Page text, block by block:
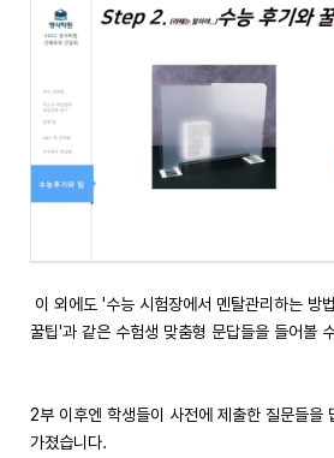
이 외에도 '수능 시험장에서 멘탈관리하는 방
꿀팁'과 같은 수험생 맞춤형 문답들을 들어볼
2부 이후엔 학생들이 사전에 제출한 질문들을
가졌습니다.